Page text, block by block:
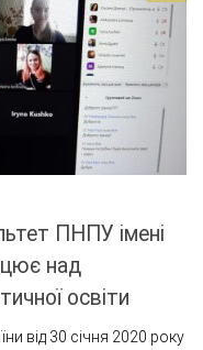
ПНПУ імені
над
освіти
від 30 січня 2020 року